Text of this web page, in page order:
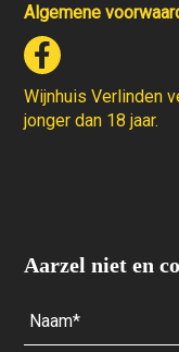
Algemene
Wijnhuis Verlinden
jonger dan 18 jaar.
Aarzel niet en